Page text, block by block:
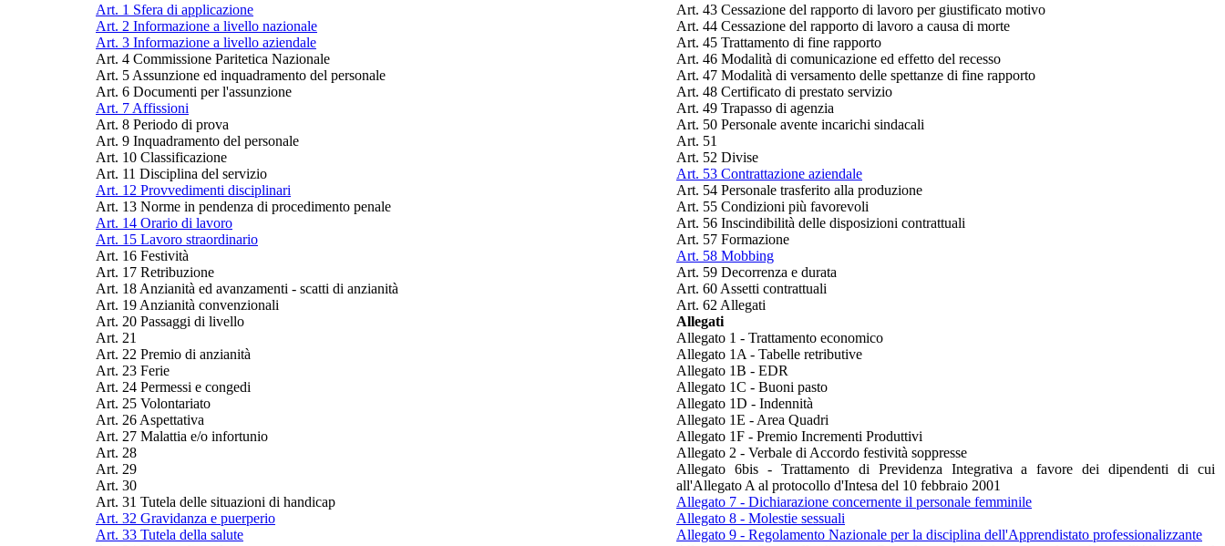
Art. 1 Sfera di applicazione
Art. 2 Informazione a livello nazionale
Art. 3 Informazione a livello aziendale
Art. 4 Commissione Paritetica Nazionale
Art. 5 Assunzione ed inquadramento del personale
Art. 6 Documenti per l'assunzione
Art. 7 Affissioni
Art. 8 Periodo di prova
Art. 9 Inquadramento del personale
Art. 10 Classificazione
Art. 11 Disciplina del servizio
Art. 12 Provvedimenti disciplinari
Art. 13 Norme in pendenza di procedimento penale
Art. 14 Orario di lavoro
Art. 15 Lavoro straordinario
Art. 16 Festività
Art. 17 Retribuzione
Art. 18 Anzianità ed avanzamenti - scatti di anzianità
Art. 19 Anzianità convenzionali
Art. 20 Passaggi di livello
Art. 21
Art. 22 Premio di anzianità
Art. 23 Ferie
Art. 24 Permessi e congedi
Art. 25 Volontariato
Art. 26 Aspettativa
Art. 27 Malattia e/o infortunio
Art. 28
Art. 29
Art. 30
Art. 31 Tutela delle situazioni di handicap
Art. 32 Gravidanza e puerperio
Art. 33 Tutela della salute
Art. 43 Cessazione del rapporto di lavoro per giustificato motivo
Art. 44 Cessazione del rapporto di lavoro a causa di morte
Art. 45 Trattamento di fine rapporto
Art. 46 Modalità di comunicazione ed effetto del recesso
Art. 47 Modalità di versamento delle spettanze di fine rapporto
Art. 48 Certificato di prestato servizio
Art. 49 Trapasso di agenzia
Art. 50 Personale avente incarichi sindacali
Art. 51
Art. 52 Divise
Art. 53 Contrattazione aziendale
Art. 54 Personale trasferito alla produzione
Art. 55 Condizioni più favorevoli
Art. 56 Inscindibilità delle disposizioni contrattuali
Art. 57 Formazione
Art. 58 Mobbing
Art. 59 Decorrenza e durata
Art. 60 Assetti contrattuali
Art. 62 Allegati
Allegati
Allegato 1 - Trattamento economico
Allegato 1A - Tabelle retributive
Allegato 1B - EDR
Allegato 1C - Buoni pasto
Allegato 1D - Indennità
Allegato 1E - Area Quadri
Allegato 1F - Premio Incrementi Produttivi
Allegato 2 - Verbale di Accordo festività soppresse
Allegato 6bis - Trattamento di Previdenza Integrativa a favore dei dipendenti di cui
all'Allegato A al protocollo d'Intesa del 10 febbraio 2001
Allegato 7 - Dichiarazione concernente il personale femminile
Allegato 8 - Molestie sessuali
Allegato 9 - Regolamento Nazionale per la disciplina dell'Apprendistato professionalizzante